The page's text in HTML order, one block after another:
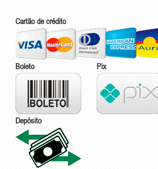
Cartão de crédito
Boleto Pix
Depósito